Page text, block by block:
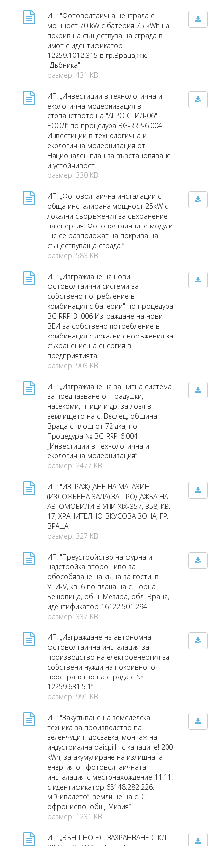
ИП: "Фотоволтаична централа с
мощност 70 kW с батерия 75 kWh на
покрив на съществуваща сграда в
имот с идентификатор
12259.1012.315 в гр.Враца,ж.к.
"Дъбника"
размер: 431 KB
ИП: „Инвестиции в технологична и
екологична модернизация в
стопанството на "АГРО СТИЛ-06"
ЕООД“ по процедура BG-RRP-6.004
Инвестиции в технологична и
екологична модернизация от
Национален план за възстановяване
и устойчивост.
размер: 330 KB
ИП: „Фотоволтаична инсталации с
обща инсталирана мощност 25kW с
локални съоръжения за съхранение
на енергия. Фотоволтаичните модули
ще се разположат на покрива на
съществуваща сграда.“
размер: 583 KB
ИП: „Изграждане на нови
фотоволтаични системи за
собствено потребление в
комбинация с батерии" по процедура
BG-RRP-3 .006 Изграждане на нови
ВЕИ за собствено потребление в
комбинация с локални съоръжения за
съхранение на енергия в
предприятията
размер: 903 KB
ИП: „Изграждане на защитна система
за предпазване от градушки,
насекоми, птици и др. за лозя в
землището на с. Веслец, община
Враца с площ от 72 дка, по
Процедура № BG-RRP-6.004
„Инвестиции в технологична и
екологична модернизация“ .
размер: 2477 KB
ИП: "ИЗГРАЖДАНЕ НА МАГАЗИН
(ИЗЛОЖБЕНА ЗАЛА) ЗА ПРОДАЖБА НА
АВТОМОБИЛИ В УПИ XIX-357, 358, КВ.
17, ХРАНИТЕЛНО-ВКУСОВА ЗОНА, ГР.
ВРАЦА"
размер: 327 KB
ИП: "Преустройство на фурна и
надстройка второ ниво за
обособяване на къща за гости, в
УПИ-V, кв. 6 по плана на с. Горна
Бешовица, общ. Мездра, обл. Враца,
идентификатор 16122.501.294"
размер: 337 KB
ИП: „Изграждане на автономна
фотоволтаична инсталация за
производство на електроенергия за
собствени нужди на покривното
пространство на сграда с №
12259.631.5.1“
размер: 991 KB
ИП: "Закупъване на земеделска
техника за производство па
зеленчуци п досзавка, монтаж на
индустриална oaicpiiH с капаците! 200
kWh, за акумулиране на излишната
енергия от фотоволтаичната
инсталация с местонахождение 11.11.
с идентификатор 68148.282.226,
м.“Ливадето“, землище на с. С
офрониево, общ. Мизия“
размер: 1231 KB
ИП: „ВЪНШНО ЕЛ. ЗАХРАНВАНЕ С КЛ